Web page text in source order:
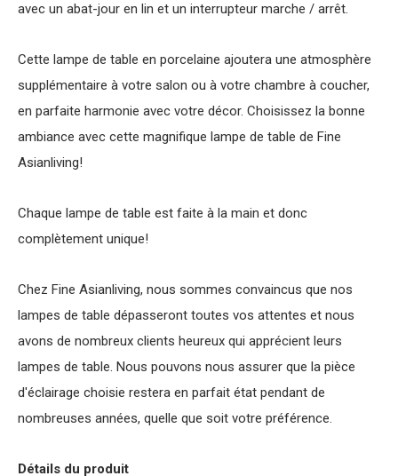
avec un abat-jour en lin et un interrupteur marche / arrêt.
Cette lampe de table en porcelaine ajoutera une atmosphère
supplémentaire à votre salon ou à votre chambre à coucher,
en parfaite harmonie avec votre décor. Choisissez la bonne
ambiance avec cette magnifique lampe de table de Fine
Asianliving!
Chaque lampe de table est faite à la main et donc
complètement unique!
Chez Fine Asianliving, nous sommes convaincus que nos
lampes de table dépasseront toutes vos attentes et nous
avons de nombreux clients heureux qui apprécient leurs
lampes de table. Nous pouvons nous assurer que la pièce
d'éclairage choisie restera en parfait état pendant de
nombreuses années, quelle que soit votre préférence.
Détails du produit